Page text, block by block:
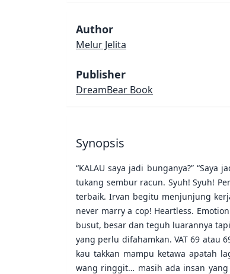
Author
Melur Jelita
Publisher
DreamBear Book
Synopsis
“KALAU saya jadi bunganya?” “Saya
tukang sembur racun. Syuh! Syuh!
terbaik. Irvan begitu menjunjung
never marry a cop! Heartless.
busut, besar dan teguh luarannya
yang perlu difahamkan. VAT 69 atau
kau takkan mampu ketawa apatah
wang ringgit… masih ada insan